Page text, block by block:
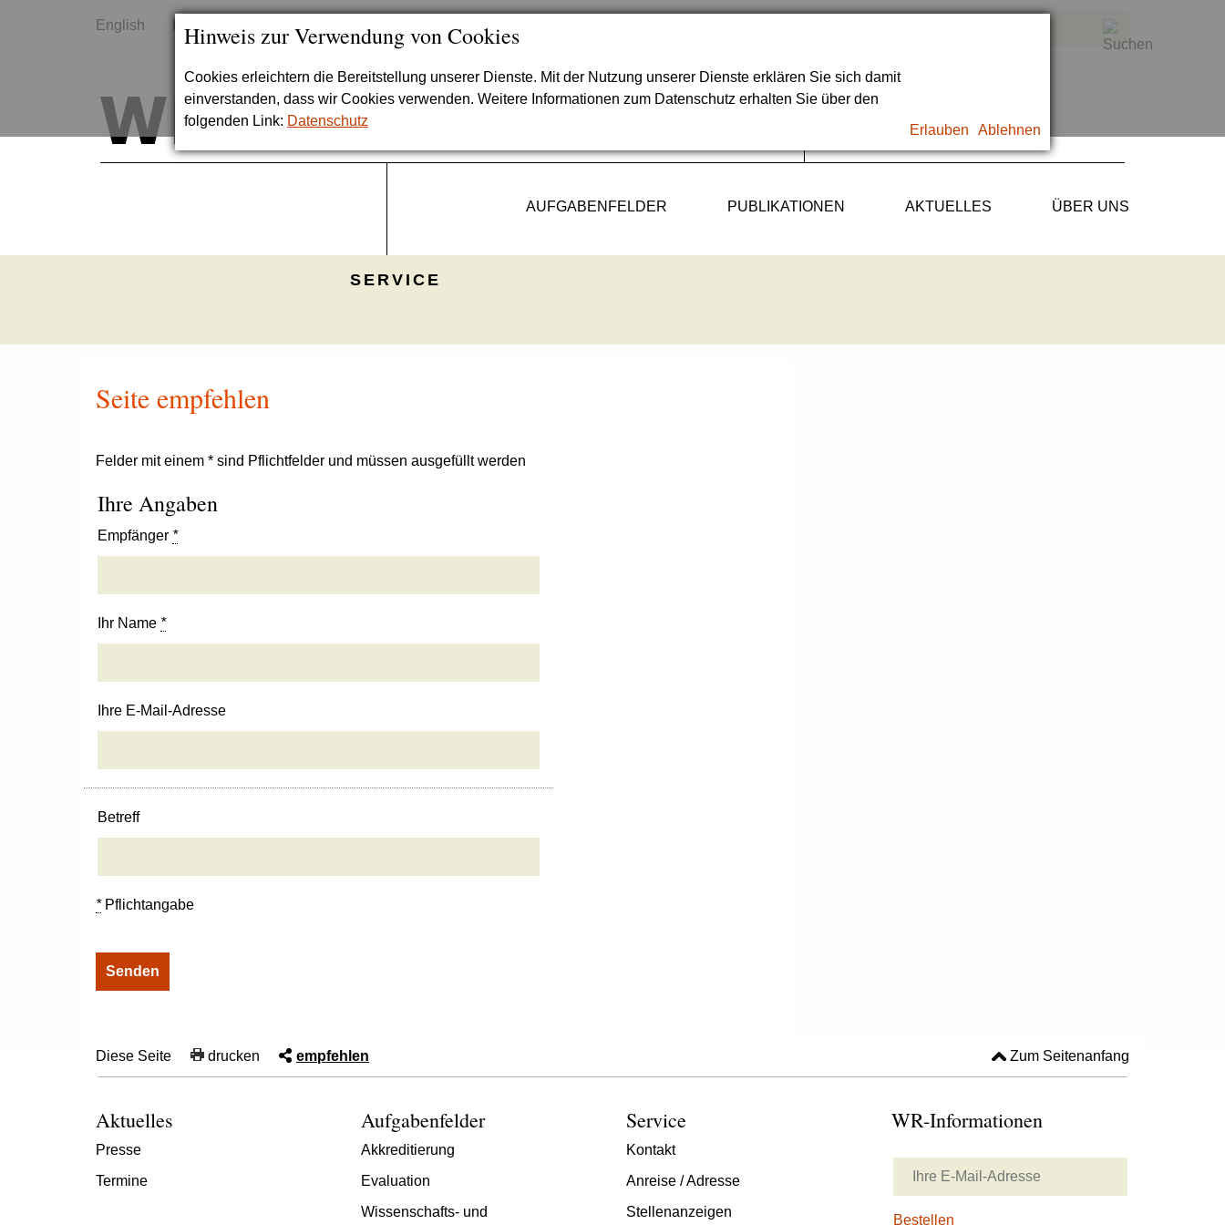
Hinweis zur Verwendung von Cookies
Cookies erleichtern die Bereitstellung unserer Dienste. Mit der Nutzung unserer Dienste erklären Sie sich damit
einverstanden, dass wir Cookies verwenden. Weitere Informationen zum Datenschutz erhalten Sie über den
folgenden Link: Datenschutz
Erlauben Ablehnen
English
AUFGABENFELDER PUBLIKATIONEN AKTUELLES ÜBER UNS
SERVICE
Seite empfehlen
Felder mit einem * sind Pflichtfelder und müssen ausgefüllt werden
Ihre Angaben
Empfänger *
Ihr Name *
Ihre E-Mail-Adresse
Betreff
*Pflichtangabe
Diese Seite drucken empfehlen Zum Seitenanfang
Aktuelles
Presse
Termine
Aufgabenfelder
Akkreditierung
Evaluation
Wissenschafts- und
Service
Kontakt
Anreise / Adresse
Stellenanzeigen
WR-Informationen